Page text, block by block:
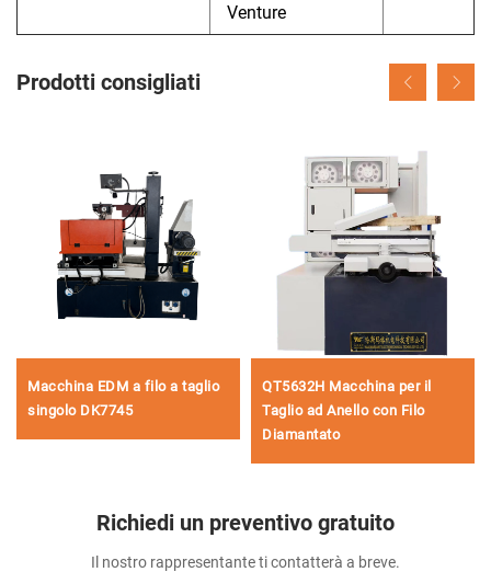
Venture
Prodotti consigliati
Macchina EDM a filo a taglio
singolo DK7745
QT5632H Macchina per il
Taglio ad Anello con Filo
Diamantato
Richiedi un preventivo gratuito
Il nostro rappresentante ti contatterà a breve.